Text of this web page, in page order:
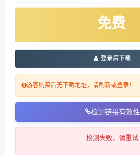
免费
登录后下载
游客购买后无下载地址，请刷新或登录！
检测链接有效性
检测失败，请重试